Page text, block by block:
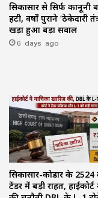
सिकासार से सिर्फ कानूनी
हटी, वर्षों पुराने ‘ठेकेदारी
खड़ा हुआ बड़ा सवाल
6 days ago
सिकासार-कोडार के ₹2524
टेंडर में बड़ी राहत,